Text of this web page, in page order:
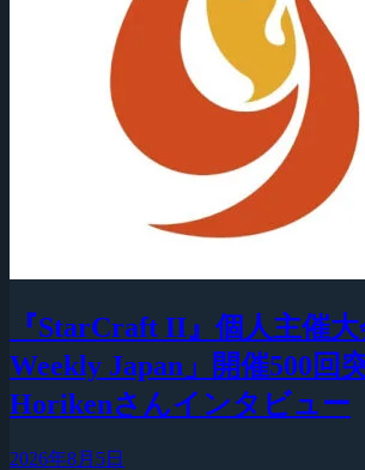
『StarCraft II』個人主催
Weekly Japan」開催500回
Horikenさんインタビュー
2026年8月5日